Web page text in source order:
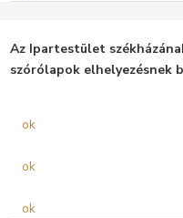
Az Ipartestület
szórólapok elhelyezésnek
ok
ok
ok